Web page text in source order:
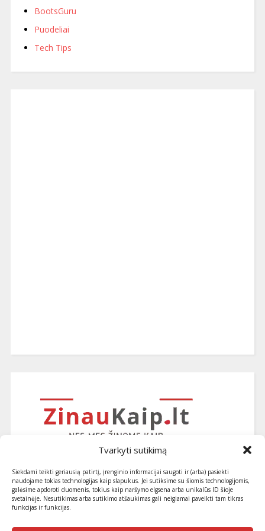
Tvarkyti sutikimą
Siekdami teikti geriausią patirtį, įrenginio informacijai saugoti ir (arba) pasiekti
naudojame tokias technologijas kaip slapukus. Jei sutiksime su šiomis technologijomis,
galėsime apdoroti duomenis, tokius kaip naršymo elgsena arba unikalūs ID šioje
svetainėje. Nesutikimas arba sutikimo atšaukimas gali neigiamai paveikti tam tikras
funkcijas ir funkcijas.
BootsGuru
Puodeliai
Tech Tips
Užsiprenumeruokite naujausius